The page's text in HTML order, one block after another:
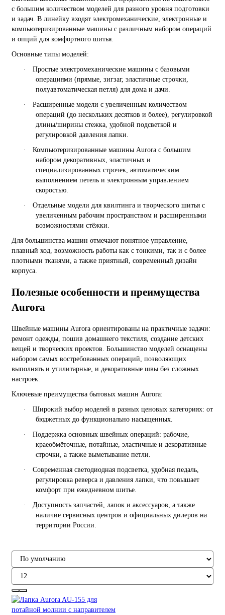
с большим количеством моделей для разного уровня подготовки
и задач. В линейку входят электромеханические, электронные и
компьютеризированные машины с различным набором операций
и опций для комфортного шитья.
Основные типы моделей:
·
Простые электромеханические машины с базовыми
операциями (прямые, зигзаг, эластичные строчки,
полуавтоматическая петля) для дома и дачи.
·
Расширенные модели с увеличенным количеством
операций (до нескольких десятков и более), регулировкой
длины/ширины стежка, удобной подсветкой и
регулировкой давления лапки.
·
Компьютеризированные машины Aurora с большим
набором декоративных, эластичных и
специализированных строчек, автоматическим
выполнением петель и электронным управлением
скоростью.
·
Отдельные модели для квилтинга и творческого шитья с
увеличенным рабочим пространством и расширенными
возможностями стёжки.
Для большинства машин отмечают понятное управление,
плавный ход, возможность работы как с тонкими, так и с более
плотными тканями, а также приятный, современный дизайн
корпуса.
Полезные особенности и преимущества
Aurora
Швейные машины Aurora ориентированы на практичные задачи:
ремонт одежды, пошив домашнего текстиля, создание детских
вещей и творческих проектов. Большинство моделей оснащены
набором самых востребованных операций, позволяющих
выполнять и утилитарные, и декоративные швы без сложных
настроек.
Ключевые преимущества бытовых машин Aurora:
·
Широкий выбор моделей в разных ценовых категориях: от
бюджетных до функционально насыщенных.
·
Поддержка основных швейных операций: рабочие,
краеобмёточные, потайные, эластичные и декоративные
строчки, а также выметывание петли.
·
Современная светодиодная подсветка, удобная педаль,
регулировка реверса и давления лапки, что повышает
комфорт при ежедневном шитье.
·
Доступность запчастей, лапок и аксессуаров, а также
наличие сервисных центров и официальных дилеров на
территории России.